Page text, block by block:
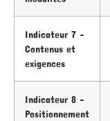
Indicateur 7 –
Contenus et
exigences
Indicateur 8 –
Positionnement